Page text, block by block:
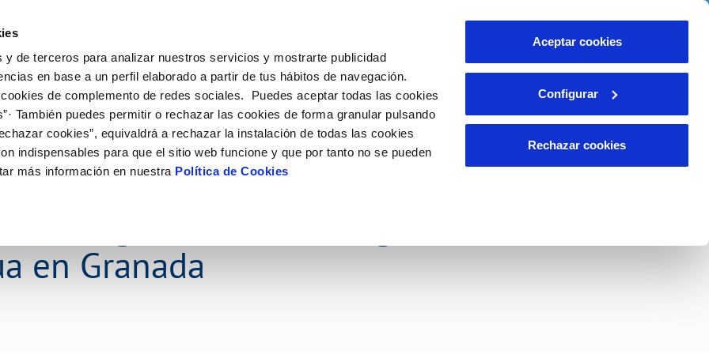
y de terceros para analizar nuestros servicios y mostrarte publicidad
en base a un perfil elaborado a partir de tus hábitos de navegación.
de complemento de redes sociales. Puedes aceptar todas las cookies
También puedes permitir o rechazar las cookies de forma granular pulsando
cookies”, equivaldrá a rechazar la instalación de todas las cookies
indispensables para que el sitio web funcione y que por tanto no se pueden
más información en nuestra Política de Cookies
Aceptar cookies
Configurar
Rechazar cookies
de titular
de suministro
MODIFICACIÓN DE DATOS
Actualizar datos bancarios
Actualizar datos de domicilio
INCIDENCIAS
Comunica anomalías o posibles
Tu Servicio
AL CLIENTE
contacto
y afectaciones
e impresos
COMPROMISO DE SERVICIO
Carta de compromisos
Customer Counsel (Defensa del cliente)
Tu Agua
del agua
CUIDADOS DEL AGUA
Consejos de ahorro
Medidas contra la sequía
Conócenos
DE GESTIÓN Y CERTIFICADOS
CONTRATACIÓN
Licitaciones en curso
EMPLEO
Nuestros compromisos
las obras para la reforma del centro
en torno a la gestión
en Granada